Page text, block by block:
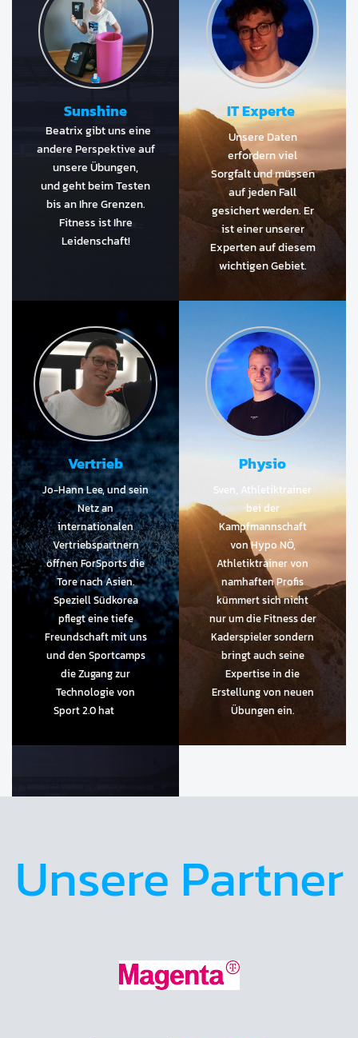
Sunshine
Beatrix gibt uns eine
andere Perspektive auf
unsere Übungen,
und geht beim Testen
bis an Ihre Grenzen.
Fitness ist Ihre
Leidenschaft!
IT Experte
Unsere Daten
erfordern viel
Sorgfalt und müssen
auf jeden Fall
gesichert werden. Er
ist einer unserer
Experten auf diesem
wichtigen Gebiet.
Vertrieb
Jo-Hann Lee, und sein
Netz an
internationalen
Vertriebspartnern
öffnen ForSports die
Tore nach Asien.
Speziell Südkorea
pflegt eine tiefe
Freundschaft mit uns
und den Sportcamps
die Zugang zur
Technologie von
Sport 2.0 hat
Physio
Sven, Athletiktrainer
bei der
Kampfmannschaft
von Hypo NÖ,
Athletiktrainer von
namhaften Profis
kümmert sich nicht
nur um die Fitness der
Kaderspieler sondern
bringt auch seine
Expertise in die
Erstellung von neuen
Übungen ein.
Unsere Partner